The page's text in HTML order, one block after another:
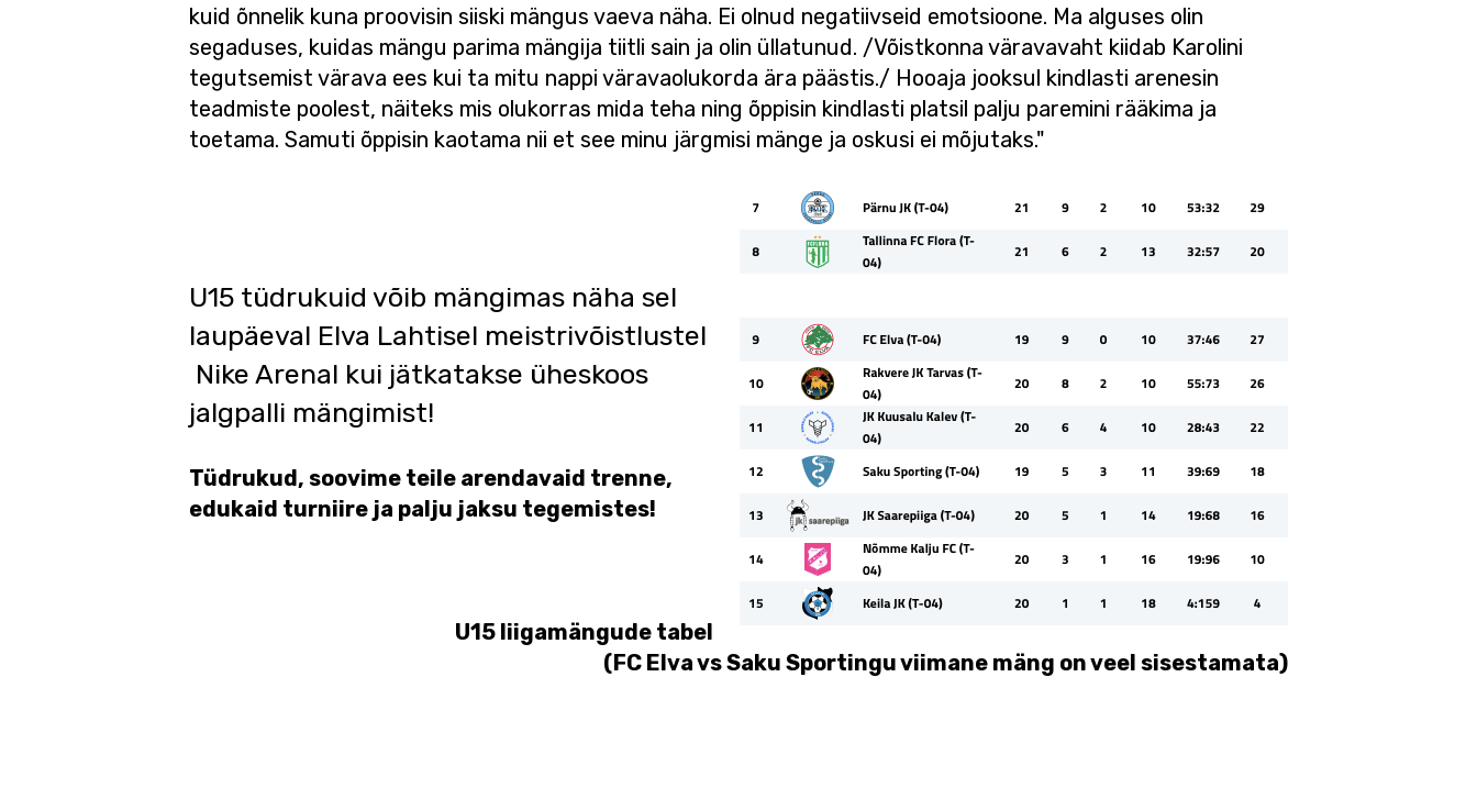
kuid õnnelik kuna proovisin siiski mängus vaeva näha. Ei olnud negatiivseid emotsioone. Ma alguses olin
segaduses, kuidas mängu parima mängija tiitli sain ja olin üllatunud. /Võistkonna väravavaht kiidab Karolini
tegutsemist värava ees kui ta mitu nappi väravaolukorda ära päästis./ Hooaja jooksul kindlasti arenesin
teadmiste poolest, näiteks mis olukorras mida teha ning õppisin kindlasti platsil palju paremini rääkima ja
toetama. Samuti õppisin kaotama nii et see minu järgmisi mänge ja oskusi ei mõjutaks."
U15 tüdrukuid võib mängimas näha sel
laupäeval Elva Lahtisel meistrivõistlustel
Nike Arenal kui jätkatakse üheskoos
jalgpalli mängimist!
Tüdrukud, soovime teile arendavaid trenne,
edukaid turniire ja palju jaksu tegemistes!
U15 liigamängude tabel
(FC Elva vs Saku Sportingu viimane mäng on veel sisestamata)